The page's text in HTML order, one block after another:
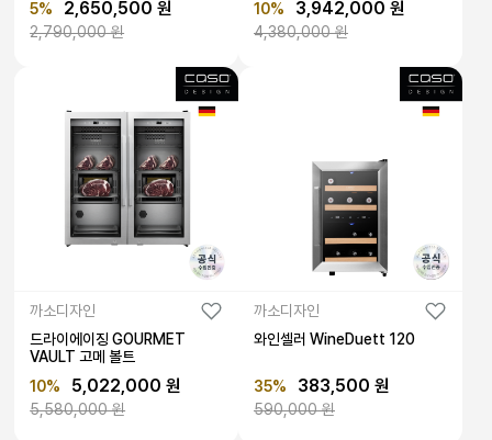
5% 2,650,500 원
2,790,000 원
10%
3,942,000 원
4,380,000 원
까소디자인
드라이에이징 GOURMET
VAULT 고메 볼트
10%
5,022,000 원
5,580,000 원
까소디자인
와인셀러 WineDuett 120
35% 383,500 원
590,000 원